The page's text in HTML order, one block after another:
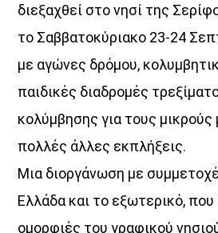
ΜΟΥΣΙΚΗ
διεξαχθεί στο νησί της
το Σαββατοκύριακο 23-24
με αγώνες δρόμου,
παιδικές διαδρομές
κολύμβησης για τους μικρούς
πολλές άλλες εκπλήξεις.
Μια διοργάνωση με
Ελλάδα και το εξωτερικό, που
ομορφιές του γραφικού